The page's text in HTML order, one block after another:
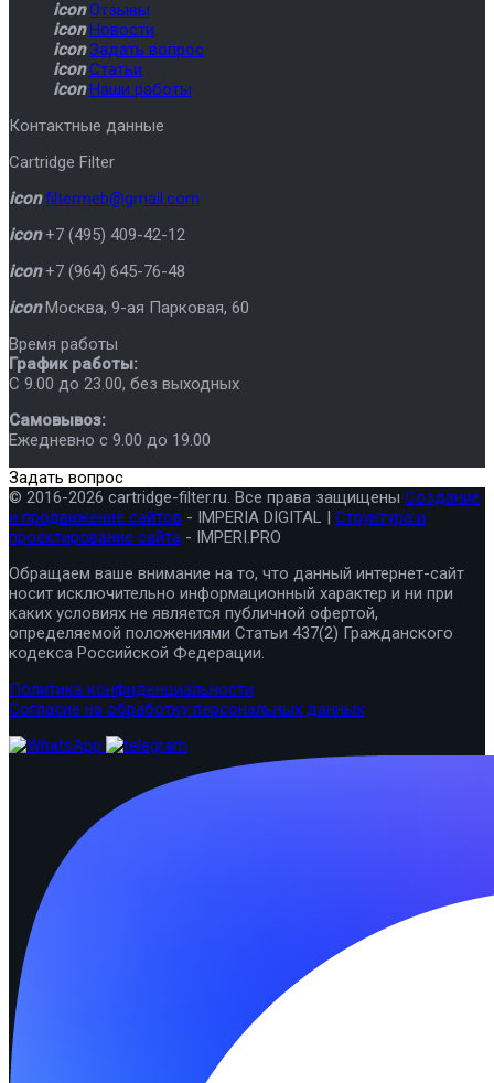
icon Отзывы
icon Новости
icon Задать вопрос
icon Статьи
icon Наши работы
Контактные данные
Cartridge Filter
icon filtermeb@gmail.com
icon +7 (495) 409-42-12
icon +7 (964) 645-76-48
icon Москва, 9-ая Парковая, 60
Время работы
График работы:
C 9.00 до 23.00, без выходных
Самовывоз:
Ежедневно с 9.00 до 19.00
Задать вопрос
© 2016-2026 cartridge-filter.ru. Все права защищены Создание
и продвижение сайтов - IMPERIA DIGITAL | Структура и
проектирование сайта - IMPERI.PRO
Обращаем ваше внимание на то, что данный интернет-сайт
носит исключительно информационный характер и ни при
каких условиях не является публичной офертой,
определяемой положениями Статьи 437(2) Гражданского
кодекса Российской Федерации.
Политика конфиденциальности
Согласие на обработку персональных данных